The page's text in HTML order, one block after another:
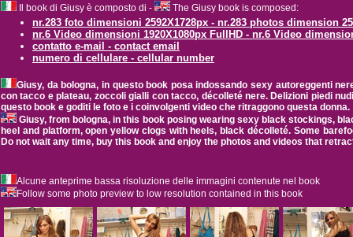
Il book di Giusy è composto di - The Giusy book is composed:
nr.283 foto dimensioni 2592X1728px - nr.283 photos dimension
nr.6 Video dimensioni 1920X1080px FullHD - nr.6 Video
contatto e-mail - contact email
numero di cellulare - cellular number
Giusy, da bologna, in questo book posa indossando sexy autoreggenti
con tacco e plateau, zoccoli gialli con tacco, décolleté nere. Delizioni piedi
questo book e goditi le foto e i coinvolgenti video che ritraggono questa donna.
Giusy, from bologna, in this book posing wearing sexy black stockings,
heel and platform, open yellow clogs with heels, black décolleté. Some
Do not wait any time, buy this book and enjoy the photos and videos that
Alcune anteprime bassa risoluzione delle immagini contenute nel book
Follow some photo preview to low resolution contained in this book